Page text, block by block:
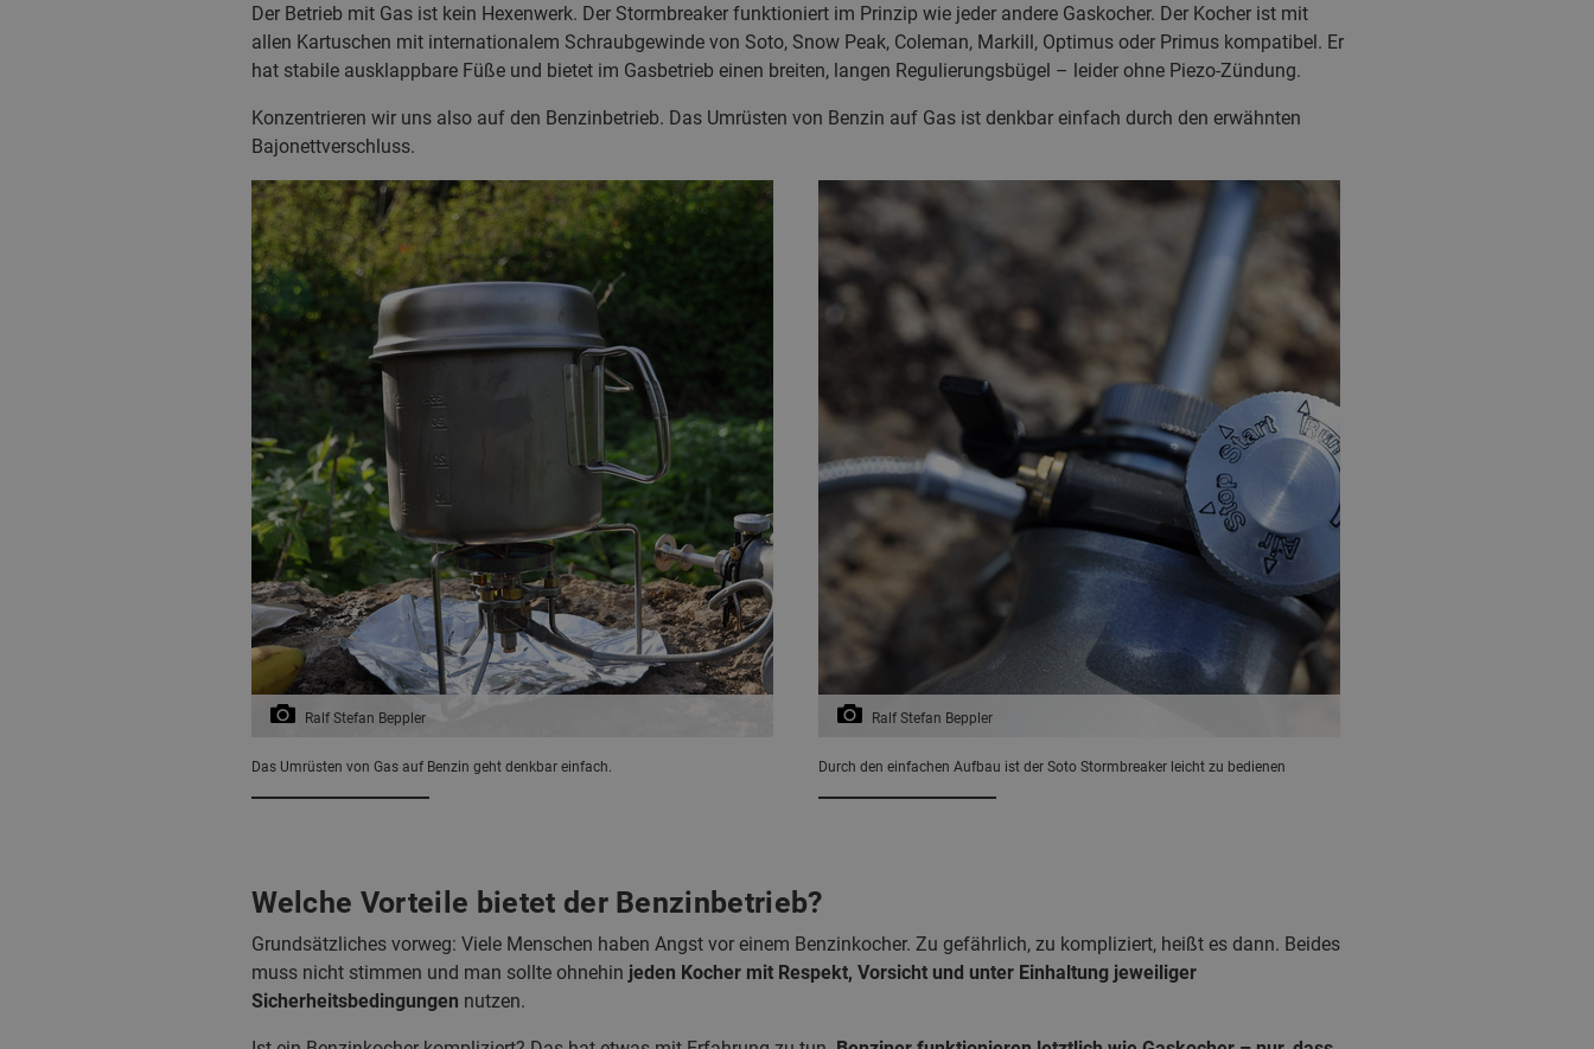
Der Betrieb mit Gas ist kein Hexenwerk. Der Stormbreaker funktioniert im Prinzip wie jeder andere Gaskocher. Der Kocher ist mit
allen Kartuschen mit internationalem Schraubgewinde von Soto, Snow Peak, Coleman, Markill, Optimus oder Primus kompatibel. Er
hat stabile ausklappbare Füße und bietet im Gasbetrieb einen breiten, langen Regulierungsbügel – leider ohne Piezo-Zündung.
Konzentrieren wir uns also auf den Benzinbetrieb. Das Umrüsten von Benzin auf Gas ist denkbar einfach durch den erwähnten
Bajonettverschluss.
Ralf Stefan Beppler
Das Umrüsten von Gas auf Benzin geht denkbar einfach.
Ralf Stefan Beppler
Durch den einfachen Aufbau ist der Soto Stormbreaker leicht zu bedienen
Welche Vorteile bietet der Benzinbetrieb?
Grundsätzliches vorweg: Viele Menschen haben Angst vor einem Benzinkocher. Zu gefährlich, zu kompliziert, heißt es dann. Beides
muss nicht stimmen und man sollte ohnehin jeden Kocher mit Respekt, Vorsicht und unter Einhaltung jeweiliger
Sicherheitsbedingungen nutzen.